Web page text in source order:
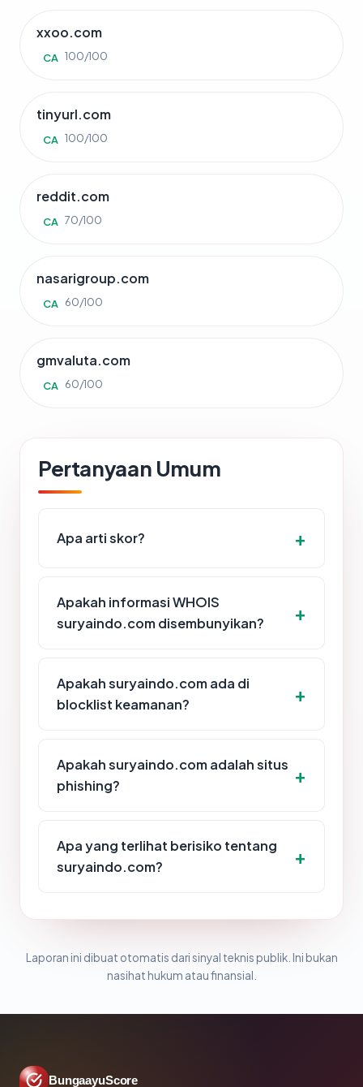
xxoo.com
CA 100/100
tinyurl.com
CA 100/100
reddit.com
CA 70/100
nasarigroup.com
CA 60/100
gmvaluta.com
CA 60/100
Pertanyaan Umum
Apa arti skor?
Apakah informasi WHOIS
suryaindo.com disembunyikan?
Apakah suryaindo.com ada di
blocklist keamanan?
Apakah suryaindo.com adalah situs
phishing?
Apa yang terlihat berisiko tentang
suryaindo.com?
Laporan ini dibuat otomatis dari sinyal teknis publik. Ini bukan
nasihat hukum atau finansial.
BungaayuScore